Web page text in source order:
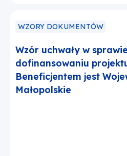
WZORY DOKUMENTÓW
Wzór uchwały w
dofinansowaniu
Beneficjentem jest
Małopolskie